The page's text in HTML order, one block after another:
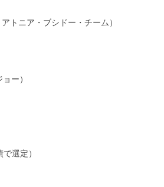
トニア・ブシドー・チーム）
ー）
選定）